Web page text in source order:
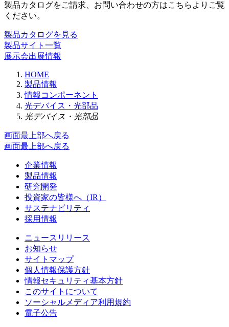
製品カタログをご請求、お問い合わせの方はこちらよりご覧
ください。
製品カタログを見る
製品サイト一覧
展示会出展情報
HOME
製品情報
情報コンポーネント
光デバイス・光部品
光デバイス・光部品
画面最上部へ戻る
画面最上部へ戻る
企業情報
製品情報
研究開発
投資家の皆様へ（IR）
サステナビリティ
採用情報
ニュースリリース
お知らせ
サイトマップ
個人情報保護方針
情報セキュリティ基本方針
このサイトについて
ソーシャルメディア利用規約
電子公告